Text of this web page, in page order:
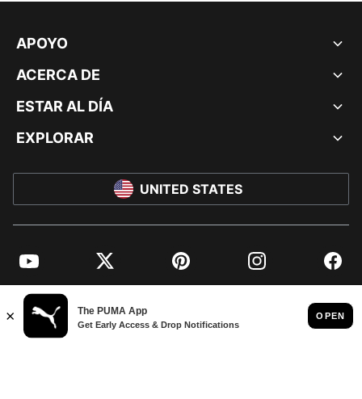
APOYO
ACERCA DE
ESTAR AL DÍA
EXPLORAR
UNITED STATES
YouTube Twitter Pinterest Instagram
© PUMA NORTH AMERICA, INC.
IMPRINT AND LEGAL DATA